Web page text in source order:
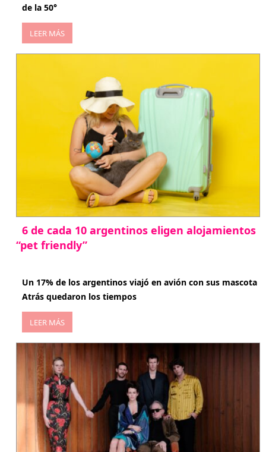
de la 50°
LEER MÁS
6 de cada 10 argentinos eligen alojamientos
“pet friendly”
Un 17% de los argentinos viajó en avión con sus mascota
Atrás quedaron los tiempos
LEER MÁS